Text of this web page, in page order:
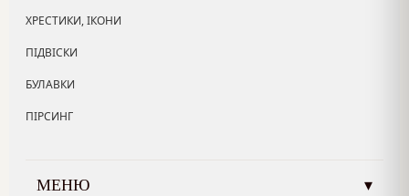
ХРЕСТИКИ, ІКОНИ
ПІДВІСКИ
БУЛАВКИ
ПІРСИНГ
МЕНЮ ▾